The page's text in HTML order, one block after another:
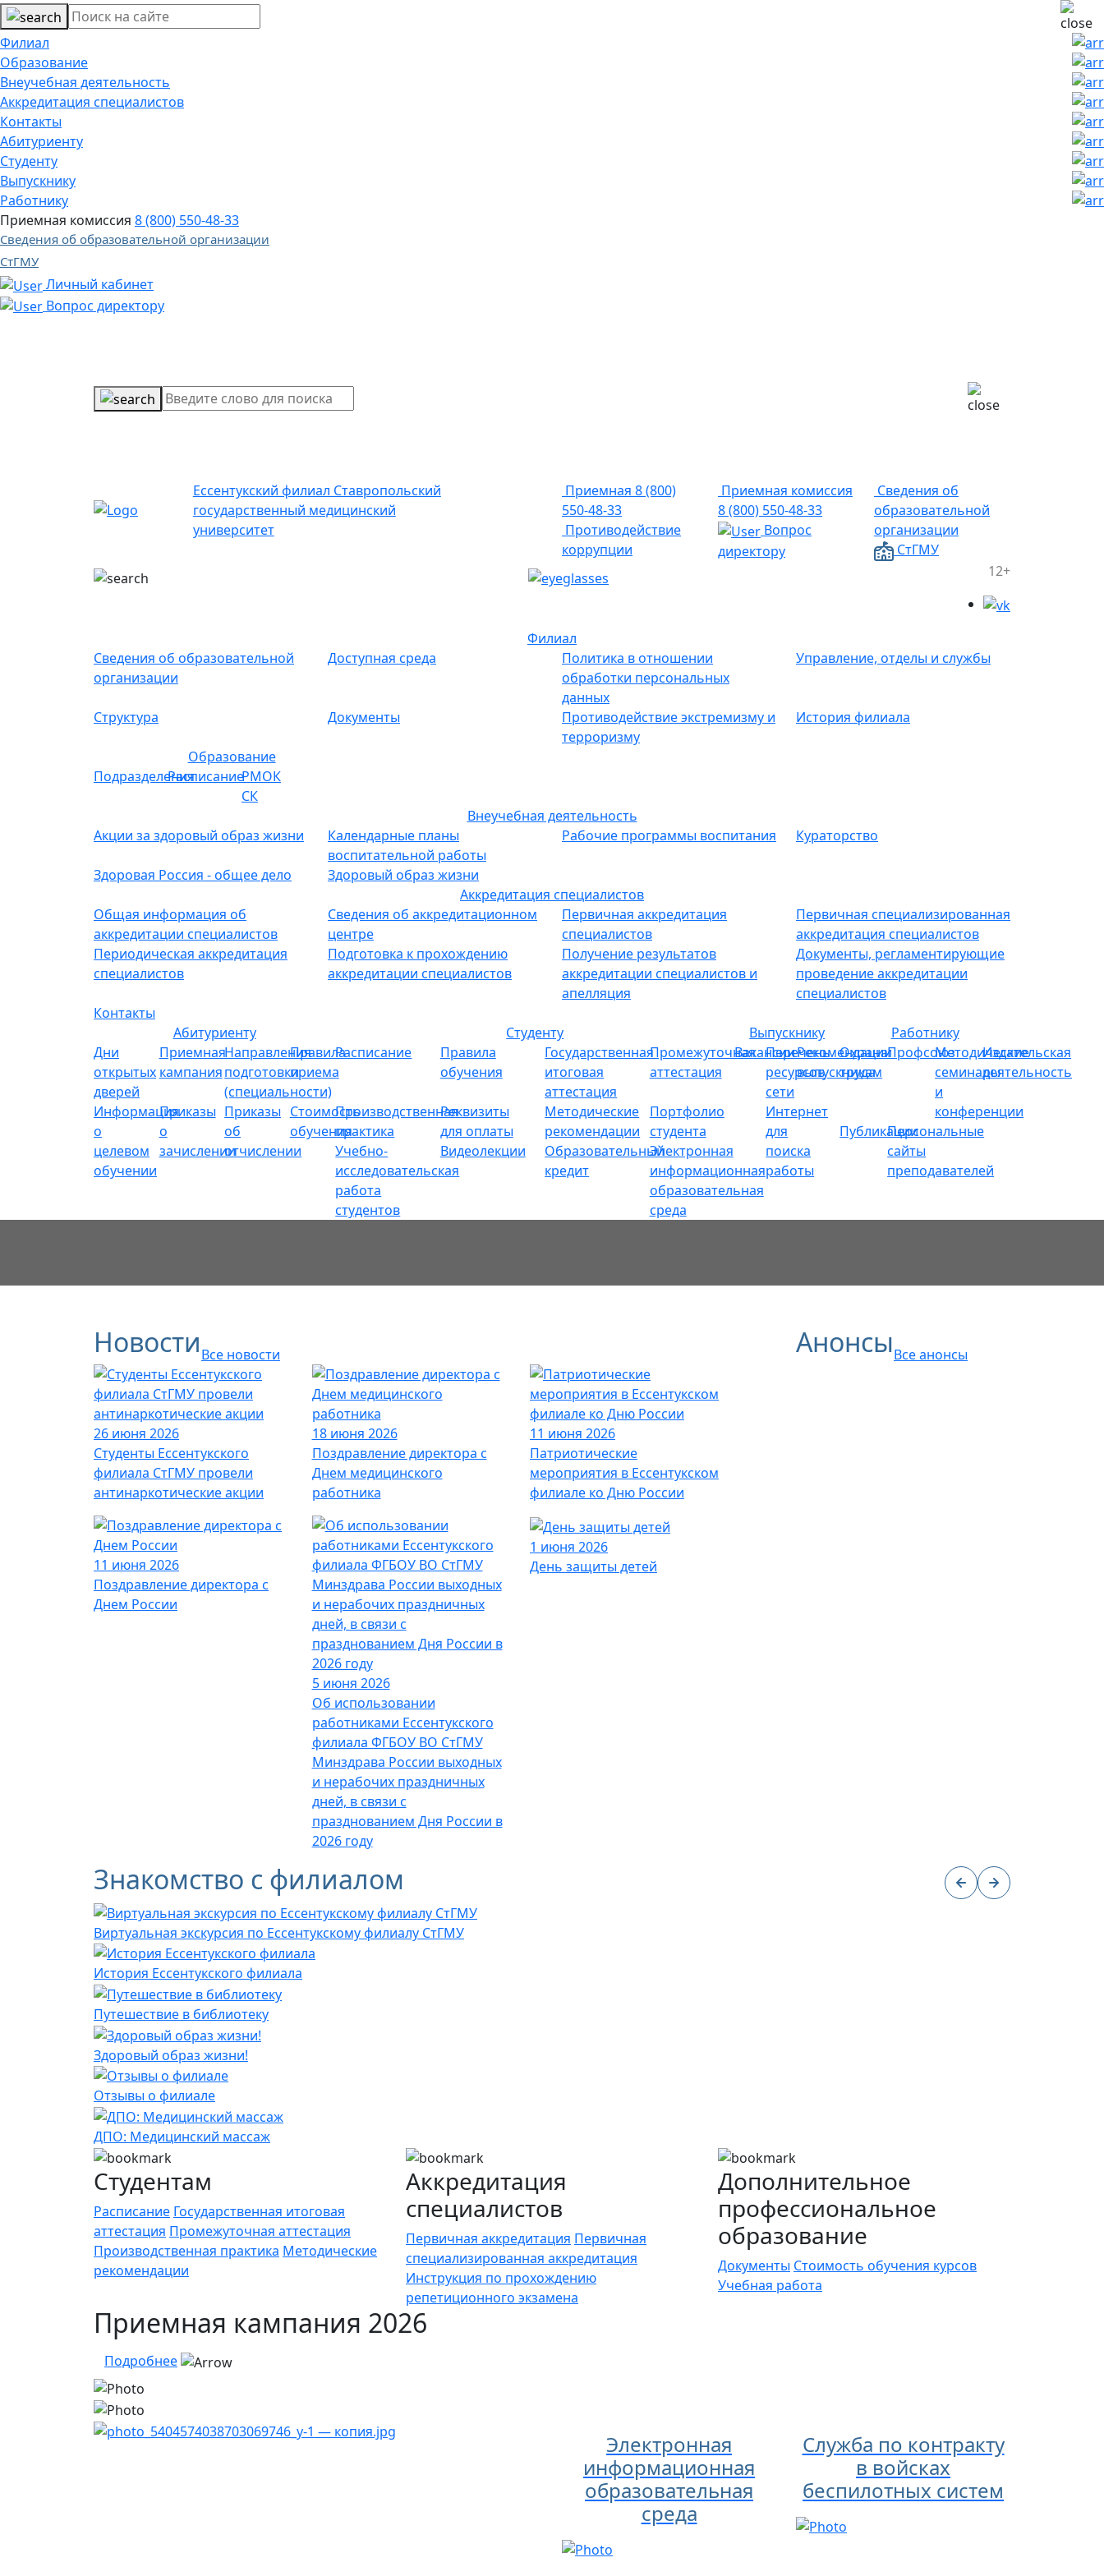
Филиал
Образование
Внеучебная деятельность
Аккредитация специалистов
Контакты
Абитуриенту
Студенту
Выпускнику
Работнику
Приемная комиссия 8 (800) 550-48-33
Сведения об образовательной организации
СтГМУ
Личный кабинет
Вопрос директору
Ессентукский филиал Ставропольский
государственный медицинский
университет
Приемная 8 (800)
550-48-33
Противодействие
коррупции
Приемная комиссия
8 (800) 550-48-33
Вопрос
директору
Сведения об
образовательной
организации
СтГМУ
12+
Филиал
Сведения об образовательной
организации
Доступная среда
Политика в отношении
обработки персональных
данных
Управление, отделы и службы
Структура Документы
Противодействие экстремизму и
терроризму
История филиала
Образование
ПодразделенияРасписаниеРМОК
СК
Внеучебная деятельность
Акции за здоровый образ жизни
Календарные планы
воспитательной работы
Рабочие программы воспитания Кураторство
Здоровая Россия - общее дело
Здоровый образ жизни
Аккредитация специалистов
Общая информация об
аккредитации специалистов
Сведения об аккредитационном
центре
Первичная аккредитация
специалистов
Первичная специализированная
аккредитация специалистов
Периодическая аккредитация
специалистов
Подготовка к прохождению
аккредитации специалистов
Получение результатов
аккредитации специалистов и
апелляция
Документы, регламентирующие
проведение аккредитации
специалистов
Контакты
Абитуриенту
Дни
открытых
дверей
Приемная
кампания
Направления
подготовки
(специальности)
Правила
приема
Информация
о
целевом
обучении
Приказы
о
зачислении
Приказы
об
отчислении
Стоимость
обучения
Студенту
Расписание
Правила
обучения
Государственная
итоговая
аттестация
Промежуточная
аттестация
Производственная
практика
Реквизиты
для оплаты
Методические
рекомендации
Портфолио
студента
Учебно-
исследовательская
работа
студентов
Видеолекции
Образовательный
кредит
Электронная
информационная
образовательная
среда
Выпускнику
ВакансииПеречень
ресурсов
сети
Интернет
для
поиска
работы
Рекомендации
выпускникам
Работнику
Охрана
труда
ПрофсоюзМетодические
семинары
и
конференции
Издательская
деятельность
ПубликацииПерсональные
сайты
преподавателей
НовостиВсе новости
26 июня 2026
Студенты Ессентукского
филиала СтГМУ провели
антинаркотические акции
18 июня 2026
Поздравление директора с
Днем медицинского
работника
11 июня 2026
Патриотические
мероприятия в Ессентукском
филиале ко Дню России
11 июня 2026
Поздравление директора с
Днем России
5 июня 2026
Об использовании
работниками Ессентукского
филиала ФГБОУ ВО СтГМУ
Минздрава России выходных
и нерабочих праздничных
дней, в связи с
празднованием Дня России в
2026 году
1 июня 2026
День защиты детей
АнонсыВсе анонсы
Знакомство с филиалом
Виртуальная экскурсия по Ессентукскому филиалу СтГМУ
История Ессентукского филиала
Путешествие в библиотеку
Здоровый образ жизни!
Отзывы о филиале
ДПО: Медицинский массаж
Студентам
Расписание Государственная итоговая
аттестация Промежуточная аттестация
Производственная практика Методические
рекомендации
Аккредитация
специалистов
Первичная аккредитация Первичная
специализированная аккредитация
Инструкция по прохождению
репетиционного экзамена
Дополнительное
профессиональное
образование
Документы Стоимость обучения курсов
Учебная работа
Приемная кампания 2026
Подробнее
Электронная
информационная
образовательная
среда
Служба по контракту
в войсках
беспилотных систем